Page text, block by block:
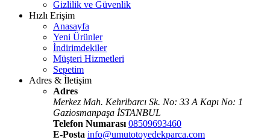
Gizlilik ve Güvenlik
Hızlı Erişim
Anasayfa
Yeni Ürünler
İndirimdekiler
Müşteri Hizmetleri
Sepetim
Adres & İletişim
Adres
Merkez Mah. Kehribarcı Sk. No: 33 A Kapı No: 1
Gaziosmanpaşa İSTANBUL
Telefon Numarası 08509693460
E-Posta info@umutotoyedekparca.com